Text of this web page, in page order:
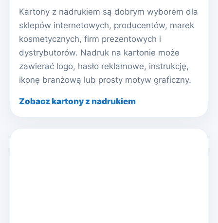
Kartony z nadrukiem są dobrym wyborem dla
sklepów internetowych, producentów, marek
kosmetycznych, firm prezentowych i
dystrybutorów. Nadruk na kartonie może
zawierać logo, hasło reklamowe, instrukcję,
ikonę branżową lub prosty motyw graficzny.
Zobacz kartony z nadrukiem